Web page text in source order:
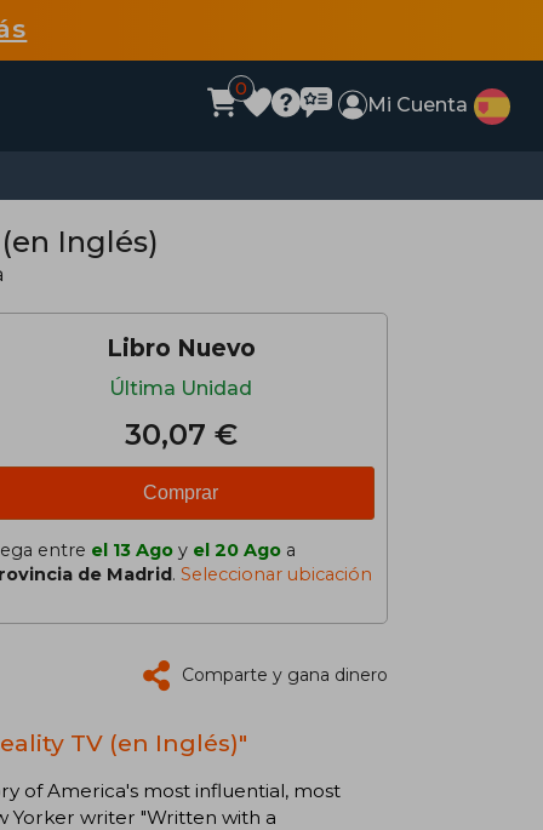
0
Mi Cuenta
Inglés)
Libro Nuevo
Última Unidad
30,07 €
Comprar
entre el 13 Ago y el 20 Ago a
de Madrid. Seleccionar ubicación
Comparte y gana dinero
TV (en Inglés)"
of America's most influential, most
Yorker writer "Written with a